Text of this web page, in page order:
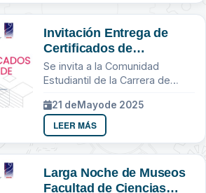
Invitación Entrega de
Certificados de
Conclusion de Estudios
Se invita a la Comunidad
Estudiantil de la Carrera de
21 deMayode 2025
LEER MÁS
Larga Noche de Museos
Facultad de Ciencias